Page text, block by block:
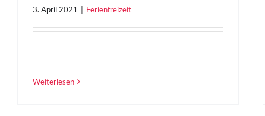
3. April 2021 Ferienfreizeit
Weiterlesen